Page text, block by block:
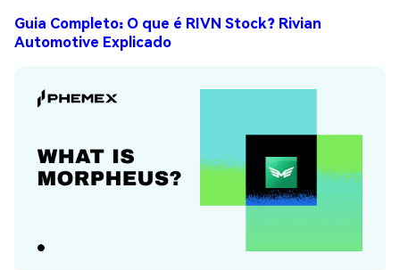
Guia Completo: O que é RIVN Stock? Rivian
Automotive Explicado